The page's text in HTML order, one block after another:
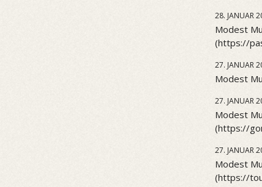
28. JANUAR
Modest
(https://
27. JANUAR
Modest
27. JANUAR
Modest
(https://
27. JANUAR
Modest
(https://